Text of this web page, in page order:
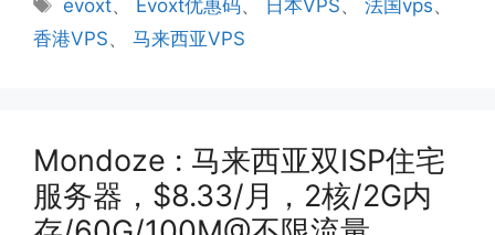
签
evoxt、 Evoxt优惠码、 日本VPS、法国vps、
香港VPS、 马来西亚VPS
Mondoze : 马来西亚双ISP住宅
服务器，$8.33/月，2核/2G内